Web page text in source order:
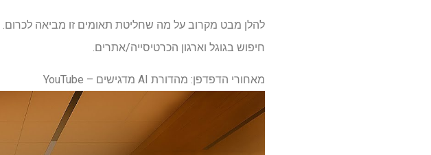
להלן מבט מקרוב על מה שחליטת תאומים זו מביאה
חיפוש בגוגל וארגון הכרטיסייה/אתרים.
מאחורי הדפדפן: מהדורת AI מדגישים – YouTube